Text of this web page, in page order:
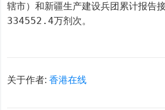
辖市）和新疆生产建设兵团累计报告
334552.4万剂次。
关于作者:香港在线